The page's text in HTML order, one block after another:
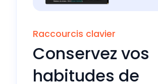
Raccourcis clavier
Conservez vos
habitudes de